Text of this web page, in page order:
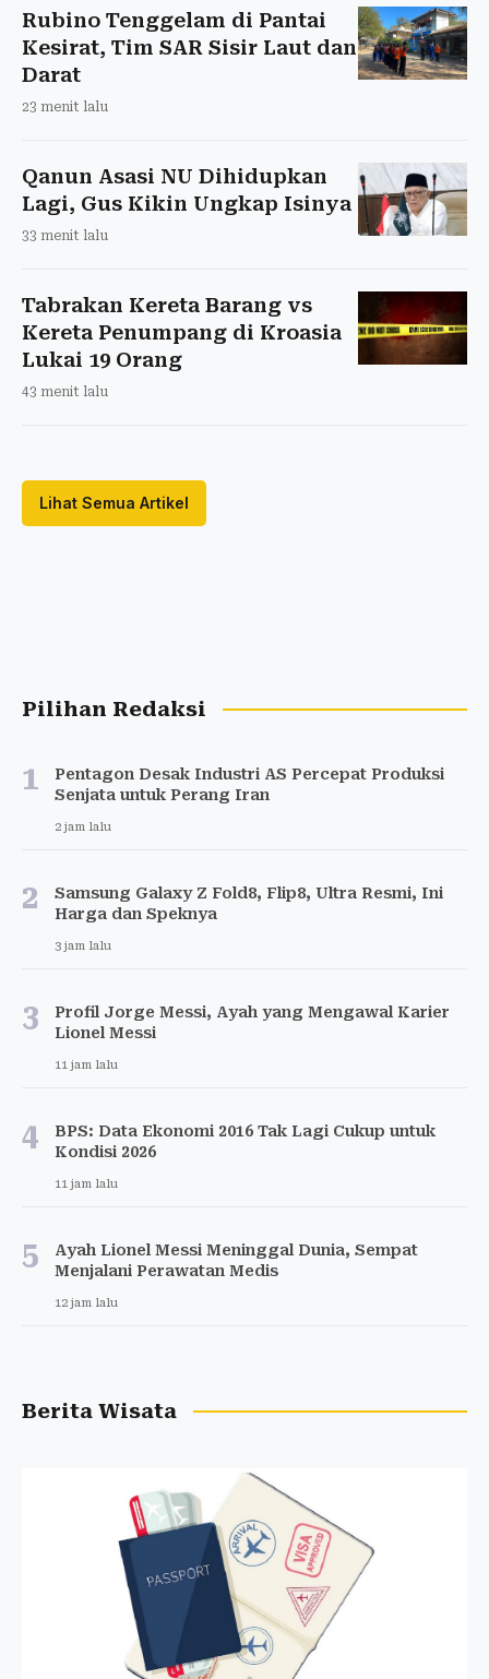
Rubino Tenggelam di Pantai
Kesirat, Tim SAR Sisir Laut dan
Darat
23 menit lalu
Qanun Asasi NU Dihidupkan
Lagi, Gus Kikin Ungkap Isinya
33 menit lalu
Tabrakan Kereta Barang vs
Kereta Penumpang di Kroasia
Lukai 19 Orang
43 menit lalu
Lihat Semua Artikel
Pilihan Redaksi
1
Pentagon Desak Industri AS Percepat Produksi
Senjata untuk Perang Iran
2 jam lalu
2
Samsung Galaxy Z Fold8, Flip8, Ultra Resmi, Ini
Harga dan Speknya
3 jam lalu
3
Profil Jorge Messi, Ayah yang Mengawal Karier
Lionel Messi
11 jam lalu
4
BPS: Data Ekonomi 2016 Tak Lagi Cukup untuk
Kondisi 2026
11 jam lalu
5
Ayah Lionel Messi Meninggal Dunia, Sempat
Menjalani Perawatan Medis
12 jam lalu
Berita Wisata